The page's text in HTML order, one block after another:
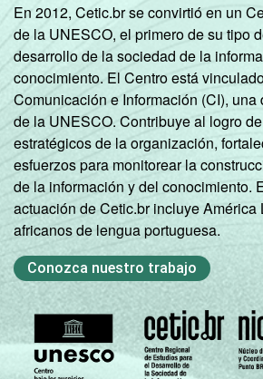
En 2012, Cetic.br se convirtió en un
de la UNESCO, el primero de su tipo
desarrollo de la sociedad de la
conocimiento. El Centro está
Comunicación e Información (CI),
de la UNESCO. Contribuye al logro
estratégicos de la organización,
esfuerzos para monitorear la
de la información y del conocimiento.
actuación de Cetic.br incluye América
africanos de lengua portuguesa.
Conozca nuestro trabajo